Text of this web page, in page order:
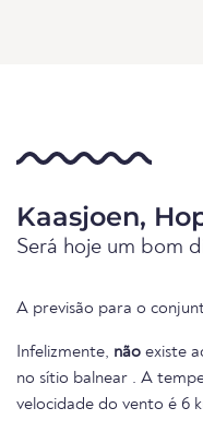
Kaasjoen,
Será hoje um bom
A previsão para o
Infelizmente, não existe
no sítio balnear . A
velocidade do vento é 6